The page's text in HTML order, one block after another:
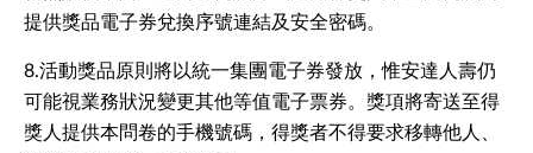
提供獎品電子券兌換序號連結及安全密碼。
8.活動獎品原則將以統一集團電子券發放，惟安達人壽仍
可能視業務狀況變更其他等值電子票券。獎項將寄送至得
獎人提供本問卷的手機號碼，得獎者不得要求移轉他人、